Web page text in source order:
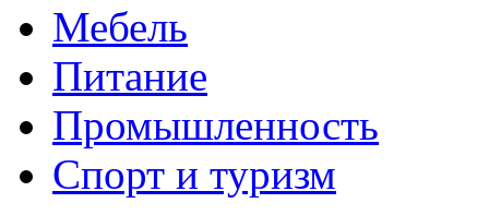
Мебель
Питание
Промышленность
Спорт и туризм